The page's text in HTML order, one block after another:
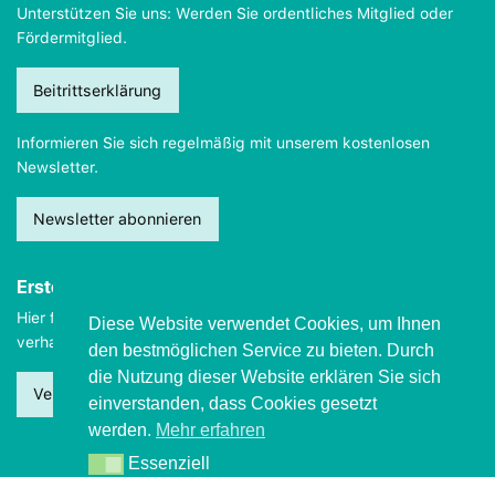
Unterstützen Sie uns: Werden Sie ordentliches Mitglied oder
Fördermitglied.
Beitrittserklärung
Informieren Sie sich regelmäßig mit unserem kostenlosen
Newsletter.
Newsletter abonnieren
Erste Hilfe
Hier finden Sie wichtige Informationen, wie Sie sichim Notfall
verhalten sollten.
Verhalten beim Grand mal
Diese Website verwendet Cookies, um Ihnen
den bestmöglichen Service zu bieten. Durch
die Nutzung dieser Website erklären Sie sich
einverstanden, dass Cookies gesetzt
werden. Mehr erfahren
EssenziellEssenziell